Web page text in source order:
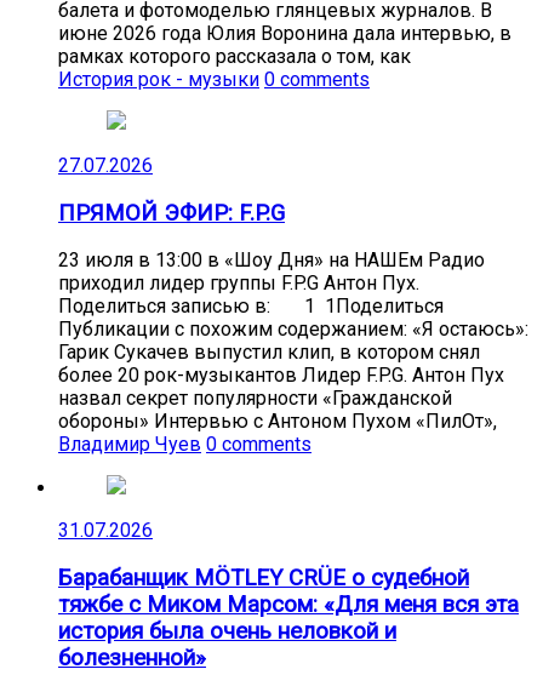
балета и фотомоделью глянцевых журналов. В
июне 2026 года Юлия Воронина дала интервью, в
рамках которого рассказала о том, как
История рок - музыки 0 comments
27.07.2026
ПРЯМОЙ ЭФИР: F.P.G
23 июля в 13:00 в «Шоу Дня» на НАШЕм Радио
приходил лидер группы F.P.G Антон Пух.
Поделиться записью в: 1 1Поделиться
Публикации с похожим содержанием: «Я остаюсь»:
Гарик Сукачев выпустил клип, в котором снял
более 20 рок-музыкантов Лидер F.P.G. Антон Пух
назвал секрет популярности «Гражданской
обороны» Интервью с Антоном Пухом «ПилОт»,
Владимир Чуев 0 comments
31.07.2026
Барабанщик MÖTLEY CRÜE о судебной
тяжбе с Миком Марсом: «Для меня вся эта
история была очень неловкой и
болезненной»